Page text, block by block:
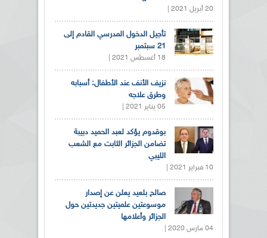
20 أبريل 2021 |
تأجيل الدخول المدرسي القادم إلى
21 سبتمبر
18 أغسطس 2021 |
نزيف الأنف عند الأطفال: أسبابه
وطرق علاجه
05 يناير 2021 |
بوقدوم يؤكد لعبد الحميد دبيبة
تضامن الجزائر الثابت مع الشعب
الليبي
10 فبراير 2021 |
صالح بلعيد يعلن عن إصدار
موسوعتين علميتين جديدتين حول
الجزائر وأعلامها
04 مارس 2020 |